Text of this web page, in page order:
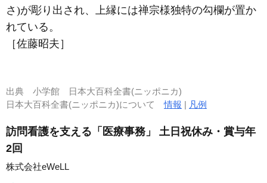
さ)が彫り出され、上縁には禅宗様独特の勾欄が置か
れている。
［佐藤昭夫］
出典 小学館 日本大百科全書(ニッポニカ)
日本大百科全書(ニッポニカ)について情報 | 凡例
訪問看護を支える「医療事務」 土日祝休み・賞与年
2回
株式会社eWeLL